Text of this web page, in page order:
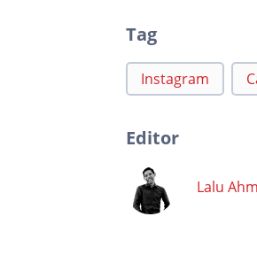
Tag
Instagram
Editor
Lalu